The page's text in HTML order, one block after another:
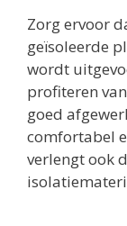
Zorg ervoor
geïsoleerde
wordt
profiteren
goed
comfortabel
verlengt ook